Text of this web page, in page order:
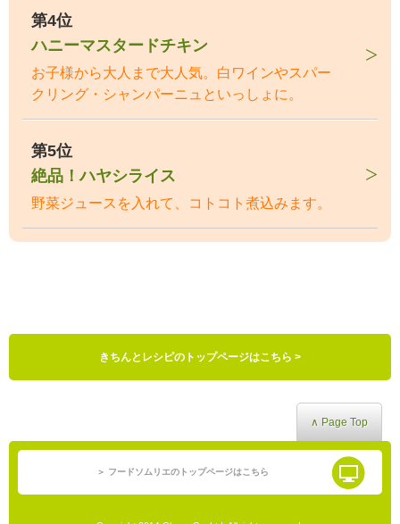
第4位
ハニーマスタードチキン
お子様から大人まで大人気。白ワインやスパー
クリング・シャンパーニュといっしょに。
第5位
絶品！ハヤシライス
野菜ジュースを入れて、コトコト煮込みます。
きちんとレシピのトップページはこちら >
∧ Page Top
＞ フードソムリエのトップページはこちら